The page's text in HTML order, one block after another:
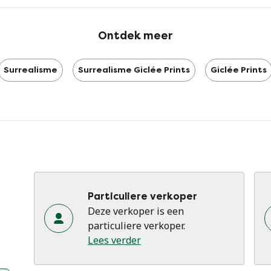
Ontdek meer
Surrealisme Surrealisme Giclée Prints Giclée Prints
Particuliere verkoper
Deze verkoper is een
particuliere verkoper.
Lees verder